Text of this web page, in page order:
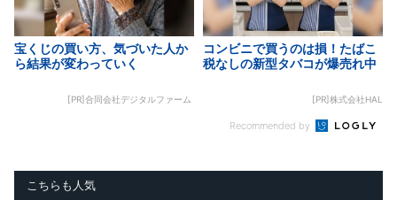
宝くじの買い方、気づいた人か
ら結果が変わっていく
[PR]合同会社デジタルファーム
コンビニで買うのは損！たばこ
税なしの新型タバコが爆売れ中
[PR]株式会社HAL
Recommended by
こちらも人気